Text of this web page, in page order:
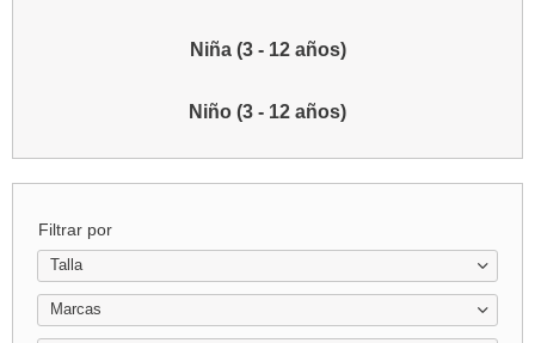
Niña (3 - 12 años)
Niño (3 - 12 años)
Filtrar por
Talla
Marcas